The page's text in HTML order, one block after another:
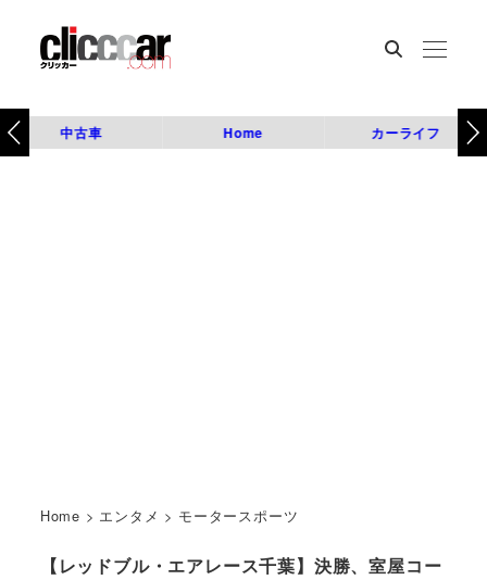
中古車 Home カーライフ
Home > エンタメ > モータースポーツ
【レッドブル・エアレース千葉】決勝、室屋コー